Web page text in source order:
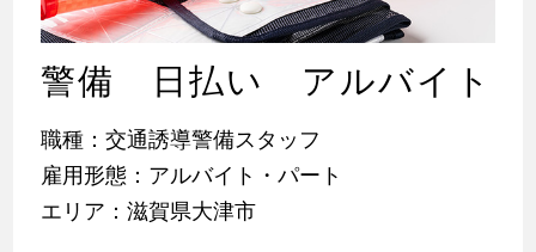
警備 日払い アルバイト
職種：交通誘導警備スタッフ
雇用形態：アルバイト・パート
エリア：滋賀県大津市